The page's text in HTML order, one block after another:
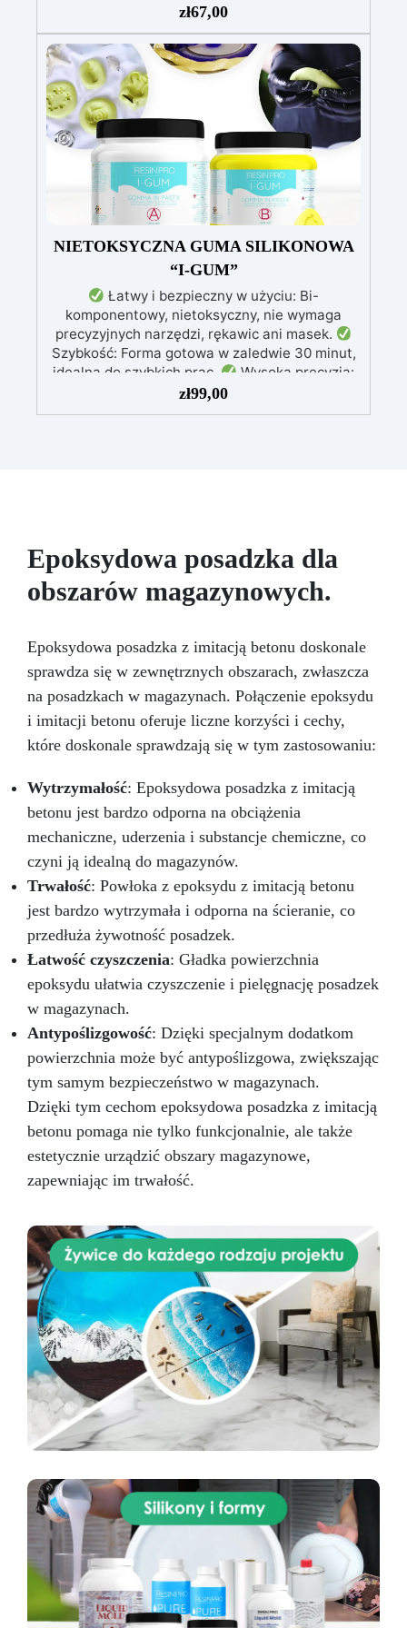
lepkość: Zapewnia odlewy bez pęcherzyków,
kompatybilna z drewnem, silikonem, szkłem,
metalem i innymi materiałami
Bezpieczna po
utwardzeniu: Nietoksyczna, bezpieczna dla
skóry, wolna od BPA i rozpuszczalników (VOC
Free)
Błyszcząca i samopoziomująca: Z
filtrami UV przeciw żółknięciu dla trwałego i
lśniącego wykończenia
zł67,00
NIETOKSYCZNA GUMA SILIKONOWA
“I-GUM”
Łatwy i bezpieczny w użyciu: Bi-
komponentowy, nietoksyczny, nie wymaga
precyzyjnych narzędzi, rękawic ani masek.
Szybkość: Forma gotowa w zaledwie 30 minut,
idealna do szybkich prac.
Wysoka precyzja:
Odwzorowuje drobne i skomplikowane detale,
zapewniając profesjonalny rezultat.
zł99,00
Epoksydowa posadzka dla
obszarów magazynowych.
Epoksydowa posadzka z imitacją betonu doskonale
sprawdza się w zewnętrznych obszarach, zwłaszcza
na posadzkach w magazynach. Połączenie epoksydu
i imitacji betonu oferuje liczne korzyści i cechy,
które doskonale sprawdzają się w tym zastosowaniu:
Wytrzymałość: Epoksydowa posadzka z imitacją
betonu jest bardzo odporna na obciążenia
mechaniczne, uderzenia i substancje chemiczne, co
czyni ją idealną do magazynów.
Trwałość: Powłoka z epoksydu z imitacją betonu
jest bardzo wytrzymała i odporna na ścieranie, co
przedłuża żywotność posadzek.
Łatwość czyszczenia: Gładka powierzchnia
epoksydu ułatwia czyszczenie i pielęgnację posadzek
w magazynach.
Antypoślizgowość: Dzięki specjalnym dodatkom
powierzchnia może być antypoślizgowa, zwiększając
tym samym bezpieczeństwo w magazynach.
Dzięki tym cechom epoksydowa posadzka z imitacją
betonu pomaga nie tylko funkcjonalnie, ale także
estetycznie urządzić obszary magazynowe,
zapewniając im trwałość.